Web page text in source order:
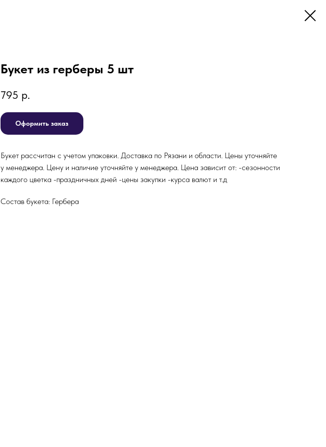
Букет из герберы 5 шт
795 р.
Оформить заказ
Букет рассчитан с учетом упаковки. Доставка по Рязани и области. Цены уточняйте
у менеджера. Цену и наличие уточняйте у менеджера. Цена зависит от: -сезонности
каждого цветка -праздничных дней -цены закупки -курса валют и т.д
Состав букета: Гербера